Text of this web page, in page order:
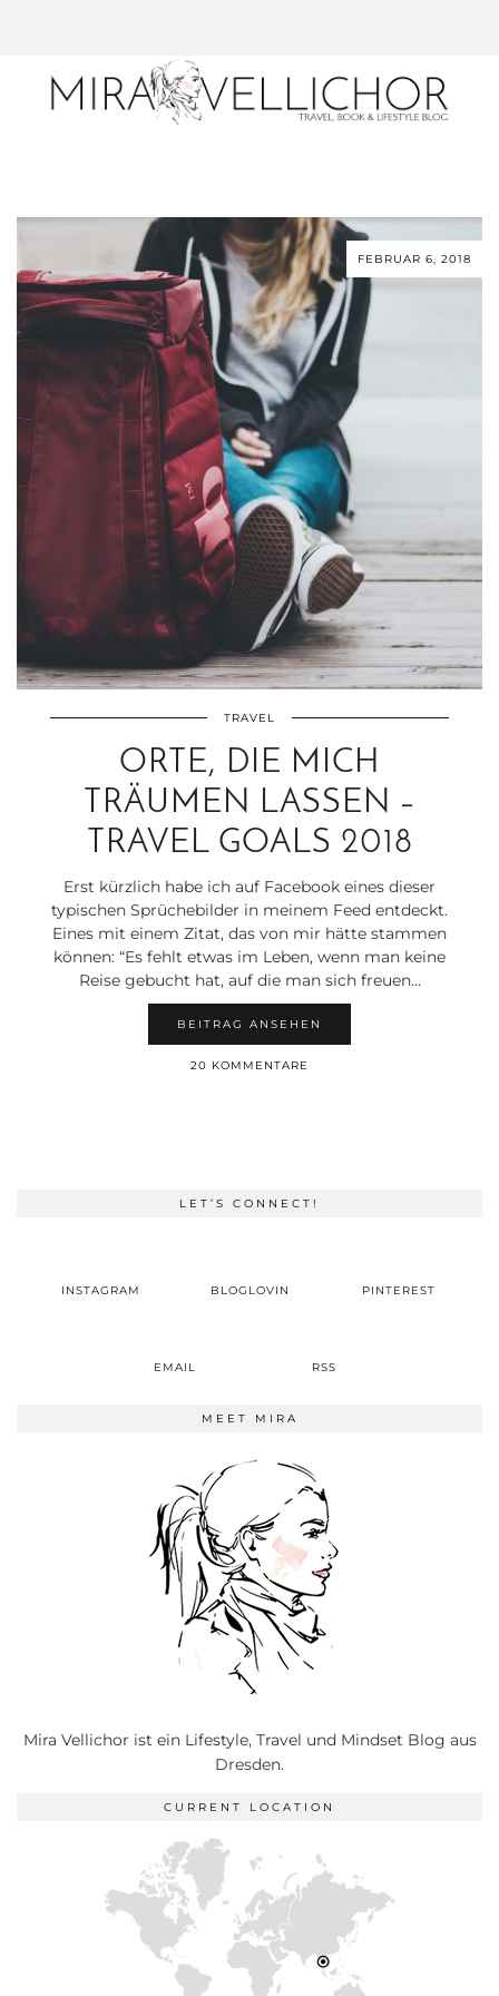
FEBRUAR 6, 2018
TRAVEL
ORTE, DIE MICH
TRÄUMEN LASSEN –
TRAVEL GOALS 2018
Erst kürzlich habe ich auf Facebook eines dieser
typischen Sprüchebilder in meinem Feed entdeckt.
Eines mit einem Zitat, das von mir hätte stammen
können: “Es fehlt etwas im Leben, wenn man keine
Reise gebucht hat, auf die man sich freuen…
BEITRAG ANSEHEN
20 KOMMENTARE
LET’S CONNECT!
INSTAGRAM BLOGLOVIN PINTEREST
EMAIL RSS
MEET MIRA
Mira Vellichor ist ein Lifestyle, Travel und Mindset Blog aus
Dresden.
CURRENT LOCATION